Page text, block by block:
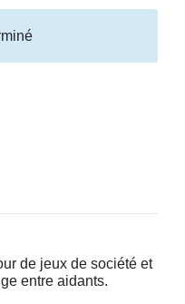
de jeux de société et
entre aidants.